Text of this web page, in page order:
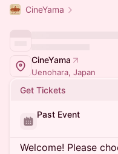
CineYama
CineYama
Uenohara, Japan
Get Tickets
Past Event
Welcome! Please